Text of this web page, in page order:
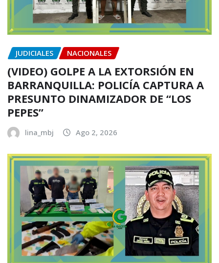
JUDICIALES NACIONALES
(VIDEO) GOLPE A LA EXTORSIÓN EN
BARRANQUILLA: POLICÍA CAPTURA A
PRESUNTO DINAMIZADOR DE “LOS
PEPES”
lina_mbj Ago 2, 2026